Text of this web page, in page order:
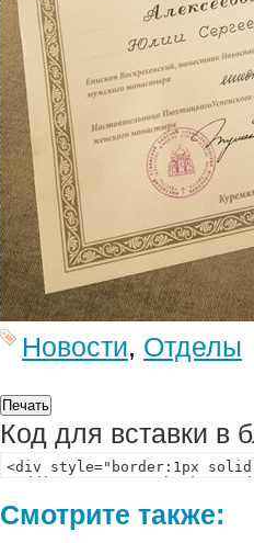
Новости, Отделы
Код для вставки в
Смотрите также: